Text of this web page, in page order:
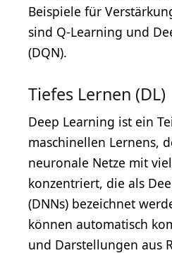
Beispiele für
sind Q-Learning und
(DQN).
Tiefes Lernen (DL)
Deep Learning ist ein
maschinellen Lernens,
neuronale Netze mit
konzentriert, die als
(DNNs) bezeichnet
können automatisch
und Darstellungen aus